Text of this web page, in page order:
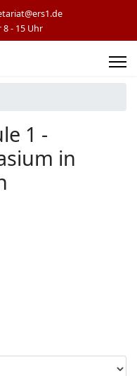
8 - 15 Uhr
1 -
in